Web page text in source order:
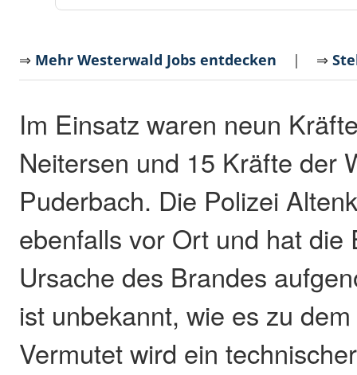
⇒ Mehr Westerwald Jobs entdecken | ⇒
Im Einsatz waren neun
Neitersen und 15 Kräfte der
Puderbach. Die Polizei
ebenfalls vor Ort und hat die
Ursache des Brandes
ist unbekannt, wie es zu
Vermutet wird ein